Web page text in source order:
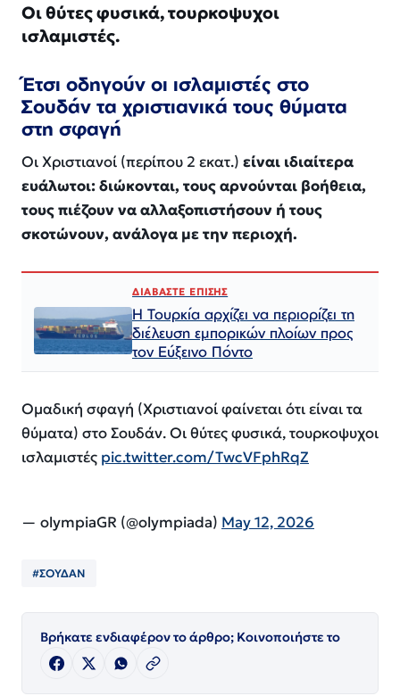
Οι θύτες φυσικά, τουρκοψυχοι
ισλαμιστές.
Έτσι οδηγούν οι ισλαμιστές στο
Σουδάν τα χριστιανικά τους θύματα
στη σφαγή
Οι Χριστιανοί (περίπου 2 εκατ.) είναι ιδιαίτερα
ευάλωτοι: διώκονται, τους αρνούνται βοήθεια,
τους πιέζουν να αλλαξοπιστήσουν ή τους
σκοτώνουν, ανάλογα με την περιοχή.
ΔΙΑΒΑΣΤΕ ΕΠΙΣΗΣ
Η Τουρκία αρχίζει να περιορίζει τη
διέλευση εμπορικών πλοίων προς
τον Εύξεινο Πόντο
Ομαδική σφαγή (Χριστιανοί φαίνεται ότι είναι τα
θύματα) στο Σουδάν. Οι θύτες φυσικά, τουρκοψυχοι
ισλαμιστές pic.twitter.com/TwcVFphRqZ
— olympiaGR (@olympiada) May 12, 2026
#ΣΟΥΔΑΝ
Βρήκατε ενδιαφέρον το άρθρο; Κοινοποιήστε το